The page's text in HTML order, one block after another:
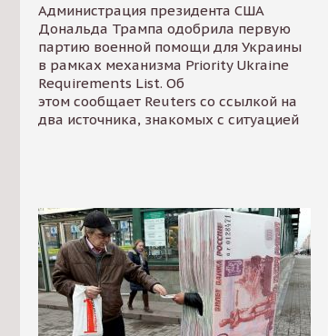
Администрация президента США
Дональда Трампа одобрила первую
партию военной помощи для Украины
в рамках механизма Priority Ukraine
Requirements List. Об
этом сообщает Reuters со ссылкой на
два источника, знакомых с ситуацией